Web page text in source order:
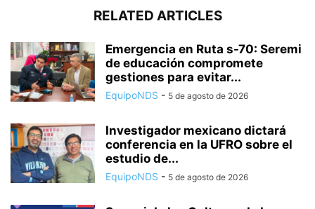
RELATED ARTICLES
Emergencia en Ruta s-70: Seremi
de educación compromete
gestiones para evitar...
EquipoNDS - 5 de agosto de 2026
Investigador mexicano dictará
conferencia en la UFRO sobre el
estudio de...
EquipoNDS - 5 de agosto de 2026